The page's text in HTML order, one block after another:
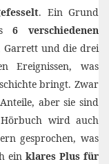
. Ein Grund
6 verschiedenen
Garrett und die drei
Ereignissen, was
bringt. Zwar
aber sie sind
wird auch
gesprochen, was
einklares Plus für